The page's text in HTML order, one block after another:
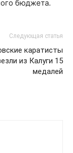
бюджета.
Следующая статья
каратисты
из Калуги 15
медалей